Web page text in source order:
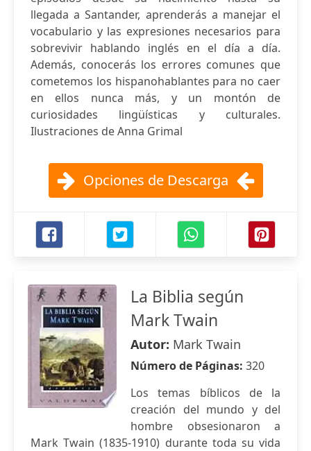
llegada a Santander, aprenderás a manejar el
vocabulario y las expresiones necesarios para
sobrevivir hablando inglés en el día a día.
Además, conocerás los errores comunes que
cometemos los hispanohablantes para no caer
en ellos nunca más, y un montón de
curiosidades lingüísticas y culturales.
Ilustraciones de Anna Grimal
Opciones de Descarga
La Biblia según
Mark Twain
Autor: Mark Twain
Número de Páginas: 320
Los temas bíblicos de la
creación del mundo y del
hombre obsesionaron a
Mark Twain (1835-1910) durante toda su vida